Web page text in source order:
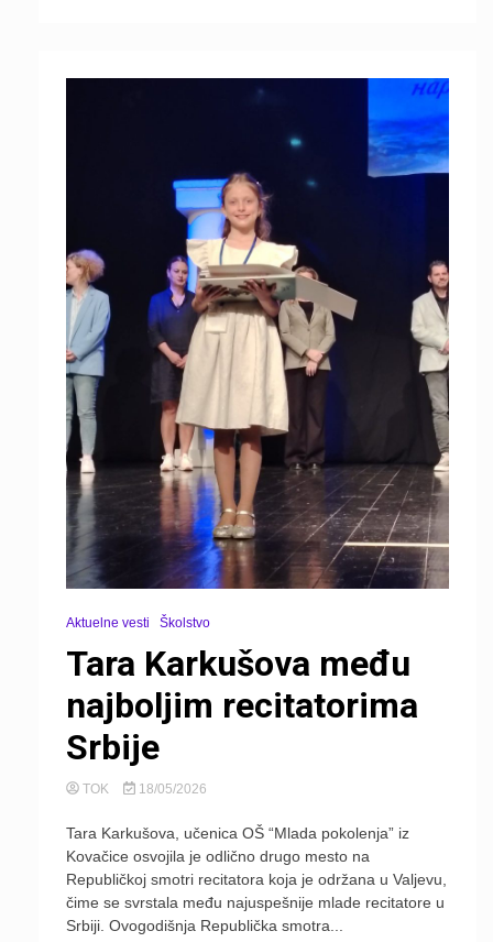
Aktuelne vesti Školstvo
Tara Karkušova među
najboljim recitatorima
Srbije
TOK 18/05/2026
Tara Karkušova, učenica OŠ “Mlada pokolenja” iz
Kovačice osvojila je odlično drugo mesto na
Republičkoj smotri recitatora koja je održana u Valjevu,
čime se svrstala među najuspešnije mlade recitatore u
Srbiji. Ovogodišnja Republička smotra...